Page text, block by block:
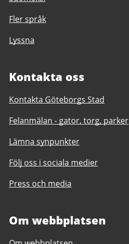
Fler språk
Lyssna
Kontakta oss
Kontakta Göteborgs Stad
Felanmälan - gator, torg, parker
Lämna synpunkter
Följ oss i sociala medier
Press och media
Om webbplatsen